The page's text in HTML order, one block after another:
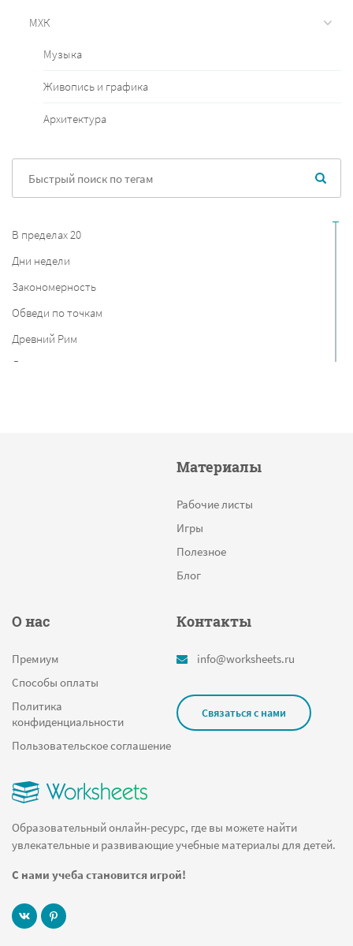
МХК
Музыка
Живопись и графика
Архитектура
В пределах 20
Дни недели
Закономерность
Обведи по точкам
Древний Рим
Дания
Сколько звуков в слове
Дед мороз
Падежные вопросы
Таблица
Проценты
Сладости
Игры для малышей
Станция
1 год
Образовательный онлайн-ресурс, где вы можете найти
увлекательные и развивающие учебные материалы для детей.
С нами учеба становится игрой!
Материалы
Рабочие листы
Игры
Полезное
Блог
О нас
Премиум
Способы оплаты
Политика
конфиденциальности
Пользовательское соглашение
Контакты
info@worksheets.ru
Связаться с нами